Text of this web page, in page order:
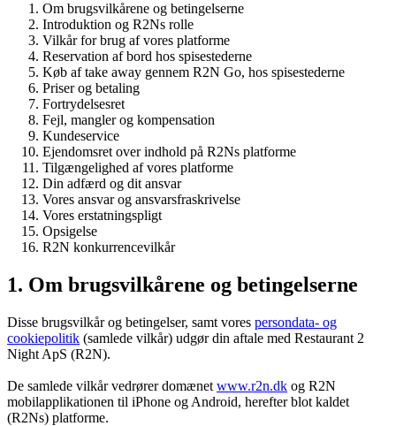
Om brugsvilkårene og betingelserne
Introduktion og R2Ns rolle
Vilkår for brug af vores platforme
Reservation af bord hos spisestederne
Køb af take away gennem R2N Go, hos spisestederne
Priser og betaling
Fortrydelsesret
Fejl, mangler og kompensation
Kundeservice
Ejendomsret over indhold på R2Ns platforme
Tilgængelighed af vores platforme
Din adfærd og dit ansvar
Vores ansvar og ansvarsfraskrivelse
Vores erstatningspligt
Opsigelse
R2N konkurrencevilkår
1. Om brugsvilkårene og betingelserne
Disse brugsvilkår og betingelser, samt vores persondata- og
cookiepolitik (samlede vilkår) udgør din aftale med Restaurant 2
Night ApS (R2N).
De samlede vilkår vedrører domænet www.r2n.dk og R2N
mobilapplikationen til iPhone og Android, herefter blot kaldet
(R2Ns) platforme.